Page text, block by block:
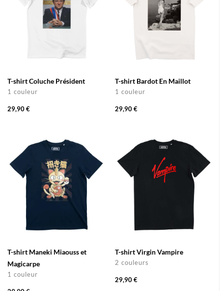
T-shirt Coluche Président
1 couleur
29,90 €
T-shirt Bardot En Maillot
1 couleur
29,90 €
T-shirt Maneki Miaouss et
Magicarpe
1 couleur
T-shirt Virgin Vampire
2 couleurs
29,90 €